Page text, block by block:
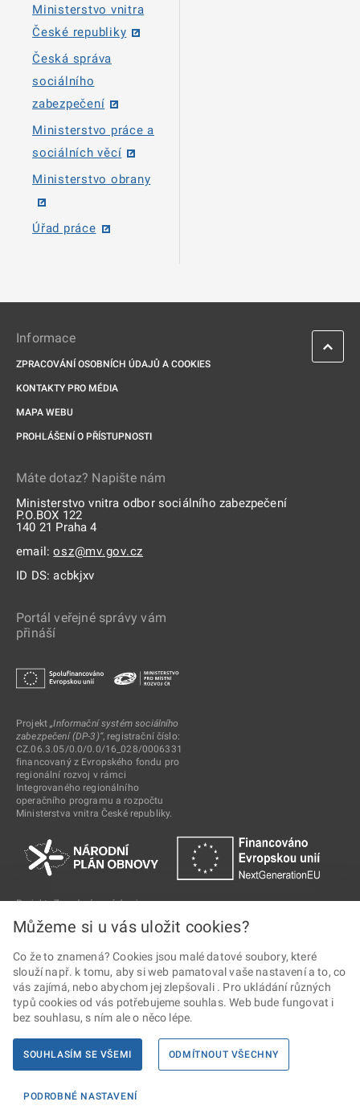
Ministerstvo vnitra
České republiky
Česká správa
sociálního
zabezpečení
Ministerstvo práce a
sociálních věcí
Ministerstvo obrany
Úřad práce
Informace
ZPRACOVÁNÍ OSOBNÍCH ÚDAJŮ A COOKIES
KONTAKTY PRO MÉDIA
MAPA WEBU
PROHLÁŠENÍ O PŘÍSTUPNOSTI
Máte dotaz? Napište nám
Ministerstvo vnitra odbor sociálního zabezpečení
P.O.BOX 122
140 21 Praha 4
email:osz@mv.gov.cz
ID DS: acbkjxv
Portál veřejné správy vám
přináší
Projekt„Informační systém sociálního
zabezpečení (DP-3)“, registrační číslo:
CZ.06.3.05/0.0/0.0/16_028/0006331
financovaný z Evropského fondu pro
regionální rozvoj v rámci
Integrovaného regionálního
operačního programu a rozpočtu
Ministerstva vnitra České republiky.
Projekt„Zavedení nových a inovace
ePodání ČSSZ a napojení na digitální
CZ.31.1.01/MV/22_24/0000024
(CZ.31.1.0/0.0/0.0/22_036/0007759)
financovaný z Národního plánu
obnovy v komponentě 1.1 Digitální
služby občanům a firmám.
2024 © Ministerstvo vnitra • Informace jsou poskytovány v souladu se
zákonem č. 106/1999 Sb., o svobodném přístupu k informacím.
Můžeme si u vás uložit cookies?
Co že to znamená? Cookies jsou malé datové soubory, které
slouží např. k tomu, aby si web pamatoval vaše nastavení a to, co
vás zajímá, nebo abychom jej zlepšovali . Pro ukládání různých
typů cookies od vás potřebujeme souhlas. Web bude fungovat i
bez souhlasu, s ním ale o něco lépe.
SOUHLASÍM SE VŠEMI ODMÍTNOUT VŠECHNY
PODROBNÉ NASTAVENÍ